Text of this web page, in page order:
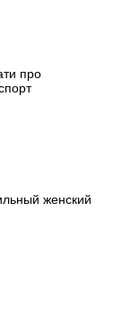
про
женский